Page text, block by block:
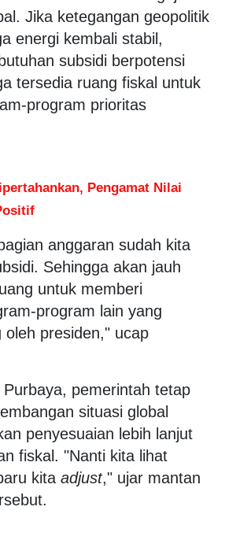
Jika ketegangan geopolitik
energi kembali stabil,
subsidi berpotensi
tersedia ruang fiskal untuk
program prioritas
Pengamat Nilai
anggaran sudah kita
Sehingga akan jauh
untuk memberi
program lain yang
oleh presiden," ucap
pemerintah tetap
situasi global
penyesuaian lebih lanjut
fiskal. "Nanti kita lihat
kita adjust," ujar mantan